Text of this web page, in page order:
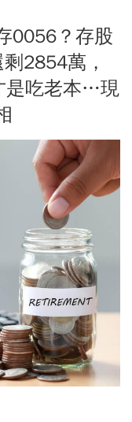
0056？存股
2854萬，
是吃老本…現